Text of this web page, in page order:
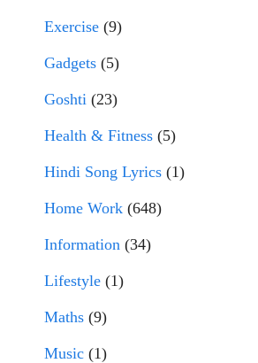
Exercise (9)
Gadgets (5)
Goshti (23)
Health & Fitness (5)
Hindi Song Lyrics (1)
Home Work (648)
Information (34)
Lifestyle (1)
Maths (9)
Music (1)